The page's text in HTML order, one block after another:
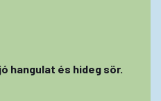
hangulat és hideg sör.